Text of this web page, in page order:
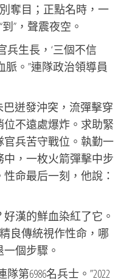
奪目；正點名時，一
”，聲震夜空。
兵生長，‘三個不信
脈。”連隊政治領導員
巴迸發沖突，流彈擊穿
不遠處爆炸。求助緊
兵苦守戰位。執勤一
，一枚火箭彈擊中步
命最后一刻，他說：
漢的鮮血染紅了它。
良傳統視作性命，哪
個步驟。
第6986名兵士。”2022